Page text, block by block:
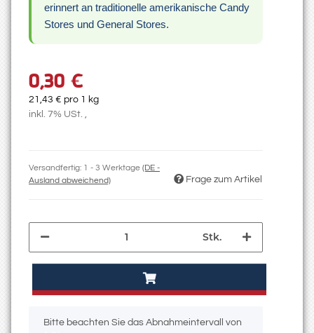
erinnert an traditionelle amerikanische Candy
Stores und General Stores.
0,30 €
21,43 € pro 1 kg
inkl. 7% USt. ,
Versandfertig: 1 - 3 Werktage (DE -
Ausland abweichend)
Frage zum Artikel
Stk.
x
Bitte beachten Sie das Abnahmeintervall von